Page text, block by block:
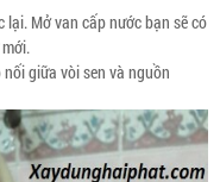
Mở van cấp nước bạn sẽ có
giữa vòi sen và nguồn